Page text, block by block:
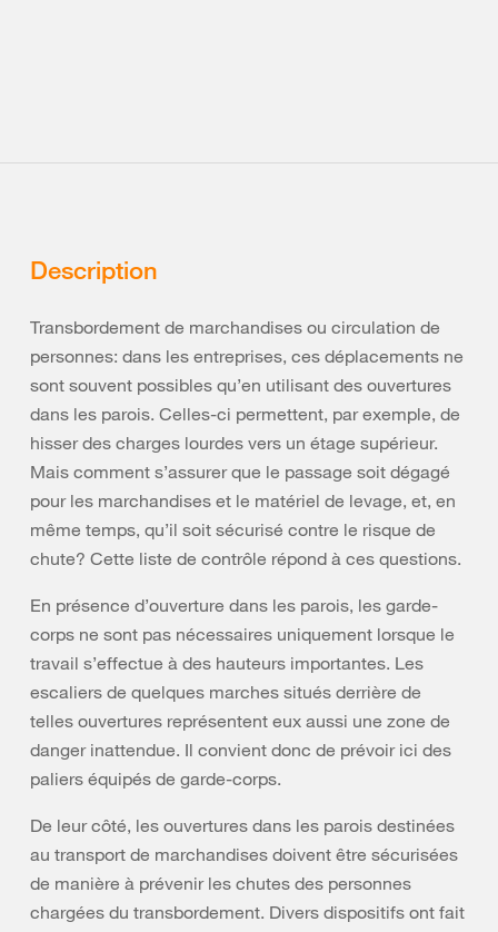
Description
Transbordement de marchandises ou circulation de
personnes: dans les entreprises, ces déplacements ne
sont souvent possibles qu’en utilisant des ouvertures
dans les parois. Celles-ci permettent, par exemple, de
hisser des charges lourdes vers un étage supérieur.
Mais comment s’assurer que le passage soit dégagé
pour les marchandises et le matériel de levage, et, en
même temps, qu’il soit sécurisé contre le risque de
chute? Cette liste de contrôle répond à ces questions.
En présence d’ouverture dans les parois, les garde-
corps ne sont pas nécessaires uniquement lorsque le
travail s’effectue à des hauteurs importantes. Les
escaliers de quelques marches situés derrière de
telles ouvertures représentent eux aussi une zone de
danger inattendue. Il convient donc de prévoir ici des
paliers équipés de garde-corps.
De leur côté, les ouvertures dans les parois destinées
au transport de marchandises doivent être sécurisées
de manière à prévenir les chutes des personnes
chargées du transbordement. Divers dispositifs ont fait